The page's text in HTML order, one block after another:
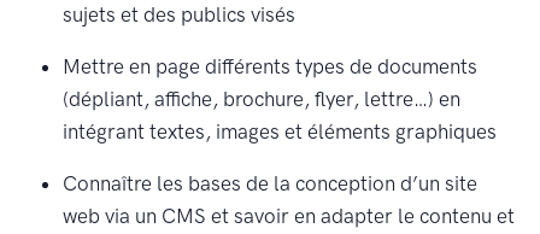
sujets et des publics visés
Mettre en page différents types de documents
(dépliant, affiche, brochure, flyer, lettre…) en
intégrant textes, images et éléments graphiques
Connaître les bases de la conception d’un site
web via un CMS et savoir en adapter le contenu et